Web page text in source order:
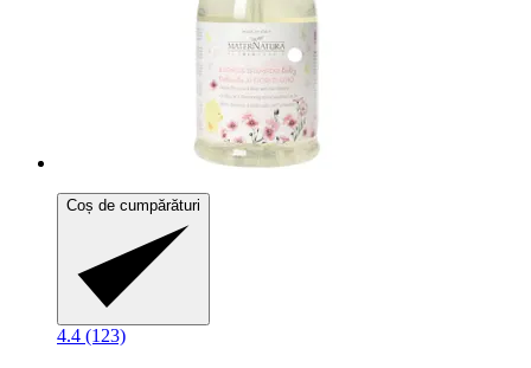
Coș de cumpărături
4.4 (123)